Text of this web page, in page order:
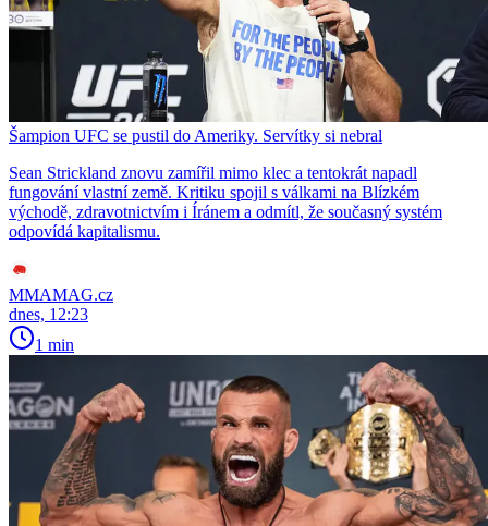
Šampion UFC se pustil do Ameriky. Servítky si nebral
Sean Strickland znovu zamířil mimo klec a tentokrát napadl
fungování vlastní země. Kritiku spojil s válkami na Blízkém
východě, zdravotnictvím i Íránem a odmítl, že současný systém
odpovídá kapitalismu.
MMAMAG.cz
dnes, 12:23
1 min